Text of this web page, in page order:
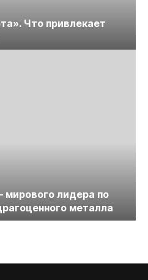
Что привлекает
лидера по
металла